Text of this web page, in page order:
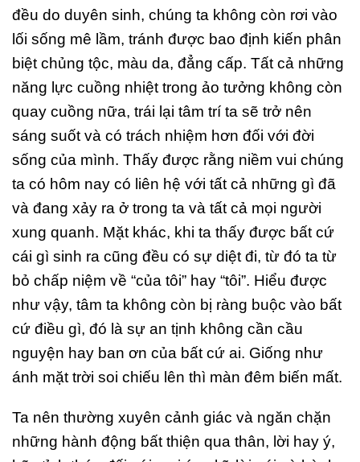
đều do duyên sinh, chúng ta không còn rơi vào
lối sống mê lầm, tránh được bao định kiến phân
biệt chủng tộc, màu da, đẳng cấp. Tất cả những
năng lực cuồng nhiệt trong ảo tưởng không còn
quay cuồng nữa, trái lại tâm trí ta sẽ trở nên
sáng suốt và có trách nhiệm hơn đối với đời
sống của mình. Thấy được rằng niềm vui chúng
ta có hôm nay có liên hệ với tất cả những gì đã
và đang xảy ra ở trong ta và tất cả mọi người
xung quanh. Mặt khác, khi ta thấy được bất cứ
cái gì sinh ra cũng đều có sự diệt đi, từ đó ta từ
bỏ chấp niệm về “của tôi” hay “tôi”. Hiểu được
như vậy, tâm ta không còn bị ràng buộc vào bất
cứ điều gì, đó là sự an tịnh không cần cầu
nguyện hay ban ơn của bất cứ ai. Giống như
ánh mặt trời soi chiếu lên thì màn đêm biến mất.
Ta nên thường xuyên cảnh giác và ngăn chặn
những hành động bất thiện qua thân, lời hay ý,